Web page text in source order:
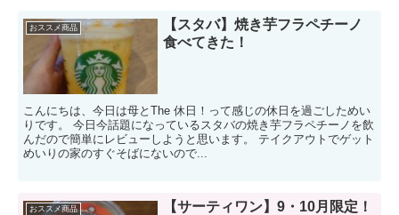
おススメ商品
【スタバ】焼き芋フラペチーノ
食べてきた！
こんにちは、今日は母とThe 休日！って感じの休日を過ごしためい
りです。 今日今話題になっているスタバの焼き芋フラペチーノを飲
んだので簡単にレビューしようと思います。 テイクアウトでゲット
めいりの家のすぐそばにないので...
おススメ商品
【サーティワン】9・10月限定！